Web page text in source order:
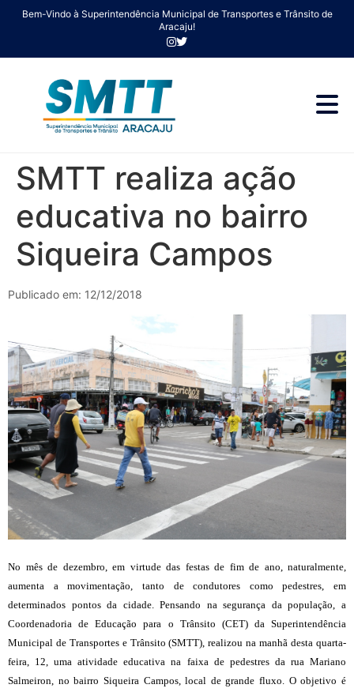
Bem-Vindo à Superintendência Municipal de Transportes e Trânsito de
Aracaju!
SMTT realiza ação
educativa no bairro
Siqueira Campos
Publicado em: 12/12/2018
No mês de dezembro, em virtude das festas de fim de ano, naturalmente,
aumenta a movimentação, tanto de condutores como pedestres, em
determinados pontos da cidade. Pensando na segurança da população, a
Coordenadoria de Educação para o Trânsito (CET) da Superintendência
Municipal de Transportes e Trânsito (SMTT), realizou na manhã desta quarta-
feira, 12, uma atividade educativa na faixa de pedestres da rua Mariano
Salmeiron, no bairro Siqueira Campos, local de grande fluxo. O objetivo é